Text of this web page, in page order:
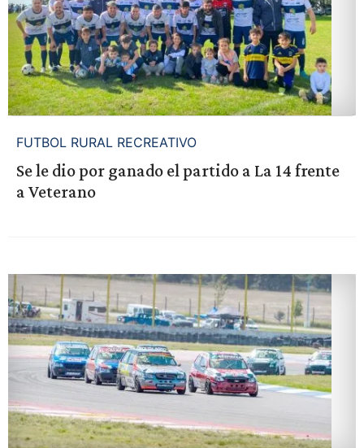
FUTBOL RURAL RECREATIVO
Se le dio por ganado el partido a La 14 frente
a Veterano